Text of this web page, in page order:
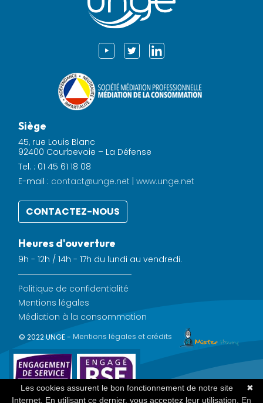
Siège
45, rue Louis Blanc
92400 Courbevoie – La Défense
Tel. : 01 45 61 18 08
E-mail : contact@unge.net | www.unge.net
CONTACTEZ-NOUS
Heures d'ouverture
9h - 12h / 14h - 17h du lundi au vendredi.
Politique de confidentialité
Mentions légales
Médiation à la consommation
© 2022 UNGE - Mentions légales et crédits
✖
Les cookies assurent le bon fonctionnement de notre site
Internet. En utilisant ce dernier, vous acceptez leur utilisation. En